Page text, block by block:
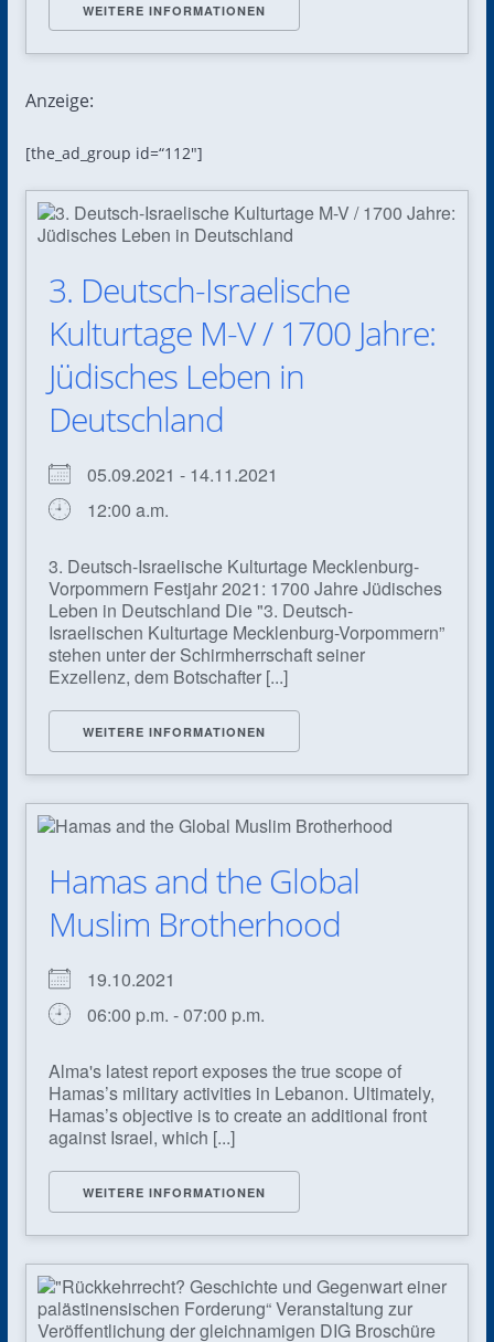
WEITERE INFORMATIONEN
Anzeige:
[the_ad_group id=“112″]
3. Deutsch-Israelische
Kulturtage M-V / 1700 Jahre:
Jüdisches Leben in
Deutschland
05.09.2021 - 14.11.2021
12:00 a.m.
3. Deutsch-Israelische Kulturtage Mecklenburg-
Vorpommern Festjahr 2021: 1700 Jahre Jüdisches
Leben in Deutschland Die "3. Deutsch-
Israelischen Kulturtage Mecklenburg-Vorpommern”
stehen unter der Schirmherrschaft seiner
Exzellenz, dem Botschafter [...]
WEITERE INFORMATIONEN
Hamas and the Global
Muslim Brotherhood
19.10.2021
06:00 p.m. - 07:00 p.m.
Alma's latest report exposes the true scope of
Hamas’s military activities in Lebanon. Ultimately,
Hamas’s objective is to create an additional front
against Israel, which [...]
WEITERE INFORMATIONEN